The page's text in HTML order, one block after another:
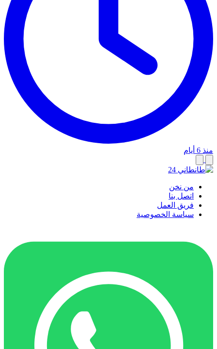
منذ 6 أيام
من نخن
اتصل بنا
فريق العمل
سياسة الخصوصية